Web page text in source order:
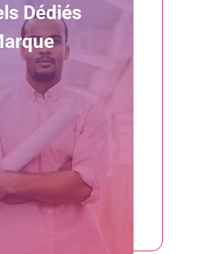
Dédiés